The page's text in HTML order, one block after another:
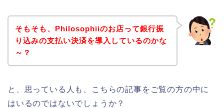
そもそも、Philosophiiのお店って銀行振
り込みの支払い決済を導入しているのかな
～？
と、思っている人も、こちらの記事をご覧の方の中に
はいるのではないでしょうか？